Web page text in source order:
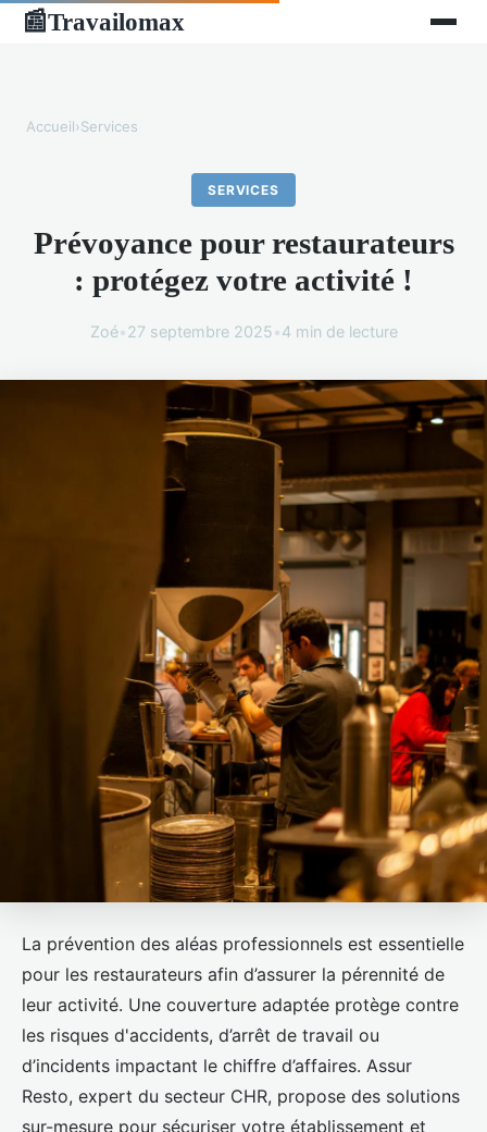
📰Travailomax
Accueil›Services
SERVICES
Prévoyance pour restaurateurs
: protégez votre activité !
Zoé•27 septembre 2025•4 min de lecture
La prévention des aléas professionnels est essentielle
pour les restaurateurs afin d’assurer la pérennité de
leur activité. Une couverture adaptée protège contre
les risques d'accidents, d’arrêt de travail ou
d’incidents impactant le chiffre d’affaires. Assur
Resto, expert du secteur CHR, propose des solutions
sur-mesure pour sécuriser votre établissement et